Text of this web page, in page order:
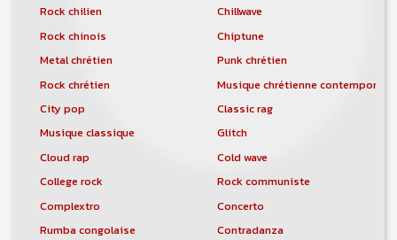
Rock chilien
Chillwave
Rock chinois
Chiptune
Metal chrétien
Punk chrétien
Rock chrétien
Musique chrétienne
City pop
Classic rag
Musique classique
Glitch
Cloud rap
Cold wave
College rock
Rock communiste
Complextro
Concerto
Rumba congolaise
Contradanza